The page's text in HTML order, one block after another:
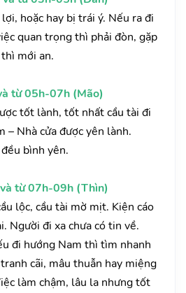
hoặc hay bị trái ý. Nếu ra đi
quan trọng thì phải đòn, gặp
mới an.
từ 05h-07h (Mão)
tốt lành, tốt nhất cầu tài đi
– Nhà cửa được yên lành.
bình yên.
từ 07h-09h (Thìn)
lộc, cầu tài mờ mịt. Kiện cáo
Người đi xa chưa có tin về.
đi hướng Nam thì tìm nhanh
cãi, mâu thuẫn hay miệng
làm chậm, lâu la nhưng tốt